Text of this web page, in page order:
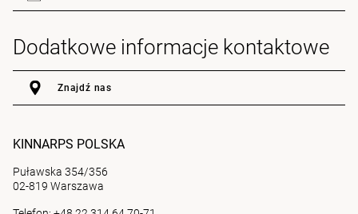
Dodatkowe informacje kontaktowe
Znajdź nas
KINNARPS POLSKA
Puławska 354/356
02-819 Warszawa